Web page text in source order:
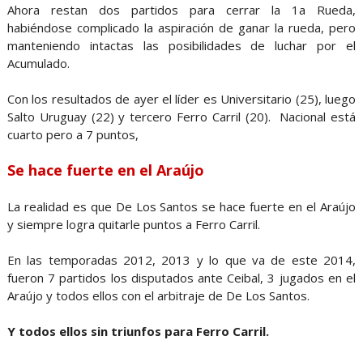
Ahora restan dos partidos para cerrar la 1a Rueda,
habiéndose complicado la aspiración de ganar la rueda, pero
manteniendo intactas las posibilidades de luchar por el
Acumulado.
Con los resultados de ayer el líder es Universitario (25), luego
Salto Uruguay (22) y tercero Ferro Carril (20). Nacional está
cuarto pero a 7 puntos,
Se hace fuerte en el Araújo
La realidad es que De Los Santos se hace fuerte en el Araújo
y siempre logra quitarle puntos a Ferro Carril.
En las temporadas 2012, 2013 y lo que va de este 2014,
fueron 7 partidos los disputados ante Ceibal, 3 jugados en el
Araújo y todos ellos con el arbitraje de De Los Santos.
Y todos ellos sin triunfos para Ferro Carril.